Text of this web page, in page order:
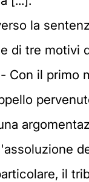
la
di tre motivi
- Con il primo
il